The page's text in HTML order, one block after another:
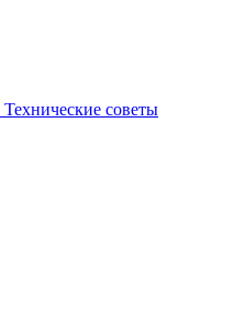
Технические советы